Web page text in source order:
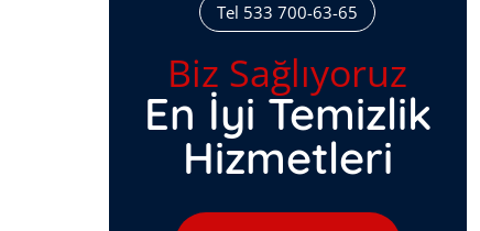
Tel 533 700-63-65
Biz Sağlıyoruz
En İyi Temizlik
Hizmetleri